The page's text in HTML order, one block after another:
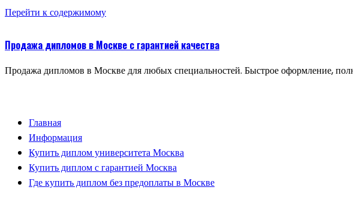
Перейти к содержимому
Продажа дипломов в Москве с гарантией качества
Продажа дипломов в Москве для любых специальностей. Быстрое оформление,
Главная
Информация
Купить диплом университета Москва
Купить диплом с гарантией Москва
Где купить диплом без предоплаты в Москве